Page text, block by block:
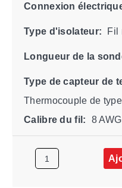
Connexion
Type d'isolateur: Fil
Longueur de la
Type de capteur de
Thermocouple de
Calibre du fil:
8 AWG